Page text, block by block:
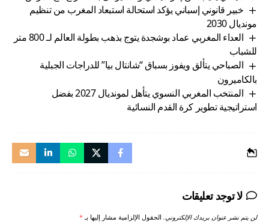
خبير قانوني إسباني يؤكد استحالة استبعاد المغرب من تنظيم
مونديال 2030
العداء المغربي عماد بوشجدة يتوج بذهب بطولة العالم لـ 800 متر
للشباب
الصباحي يتألق ويفوز بسباق “شانتال بيا” للدراجات الجبلية
بالكاميرون
المنتخب المغربي النسوي يتأهل لمونديال 2027 بفضل
استراتيجية تطوير كرة القدم النسائية
لا توجد تعليقات
لن يتم نشر عنوان بريدك الإلكتروني. الحقول الإلزامية مشار إليها بـ*